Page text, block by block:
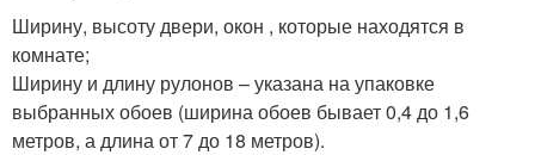
Ширину, высоту двери, окон , которые находятся в
комнате;
Ширину и длину рулонов – указана на упаковке
выбранных обоев (ширина обоев бывает 0,4 до 1,6
метров, а длина от 7 до 18 метров).